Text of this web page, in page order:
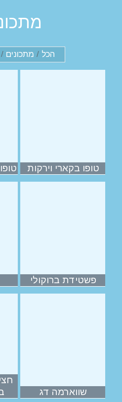
הכל / מתכונים /
טופו בקארי וירקות
פשטידת ברוקולי
שווארמה דג